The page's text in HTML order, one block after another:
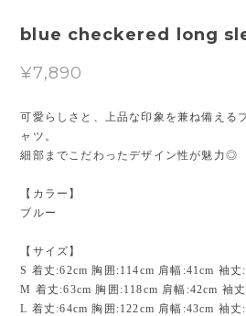
blue checkered long
¥7,890
可愛らしさと、上品な印象を兼ね備える
ャツ。
細部までこだわったデザイン性が魅力◎
【カラー】
ブルー
【サイズ】
S 着丈:62cm 胸囲:114cm 肩幅:41cm 袖丈
M 着丈:63cm 胸囲:118cm 肩幅:42cm 袖
L 着丈:64cm 胸囲:122cm 肩幅:43cm 袖丈